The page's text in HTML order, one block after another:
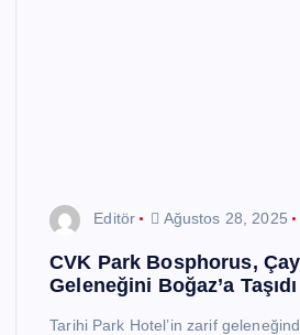
Editör Ağustos 28, 2025
CVK Park Bosphorus,
Geleneğini Boğaz’a Taşıdı
Tarihi Park Hotel’in zarif